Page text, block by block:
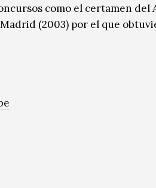
como el certamen del
Madrid (2003) por el que